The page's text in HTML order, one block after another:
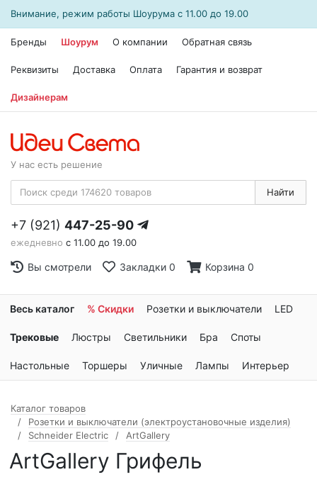
Внимание, режим работы Шоурума с 11.00 до 19.00
Бренды Шоурум О компании Обратная связь
Реквизиты Доставка Оплата Гарантия и возврат
Дизайнерам
У нас есть решение
Найти
+7 (921) 447-25-90
ежедневно с 11.00 до 19.00
Вы смотрели Закладки 0 Корзина 0
Весь каталог % Скидки Розетки и выключатели LED
Трековые Люстры Светильники Бра Споты
Настольные Торшеры Уличные Лампы Интерьер
Каталог товаров
Розетки и выключатели (электроустановочные изделия)
Schneider Electric
ArtGallery
ArtGallery Грифель